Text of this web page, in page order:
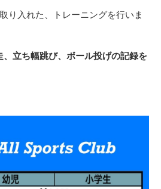
り入れた、トレーニングを行いま
、立ち幅跳び、ボール投げの記録を